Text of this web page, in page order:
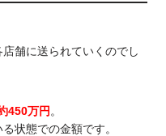
舗に送られていくのでし
450万円 。
状態での金額です。